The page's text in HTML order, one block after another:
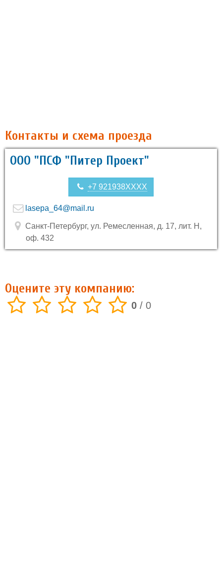
Контакты и схема проезда
ООО "ПСФ "Питер Проект"
+7 921938XXXX
lasepa_64@mail.ru
Санкт-Петербург, ул. Ремесленная, д. 17, лит. Н,
оф. 432
Оцените эту компанию:
0 / 0